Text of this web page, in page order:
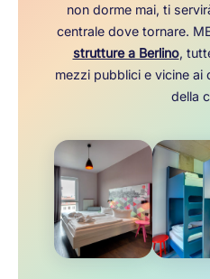
non dorme mai, ti
centrale dove tornare.
strutture a Berlino,
mezzi pubblici e vicine ai
della